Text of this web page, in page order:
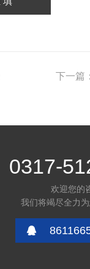
下一篇：
0317-
欢迎您的
我们将竭尽全力